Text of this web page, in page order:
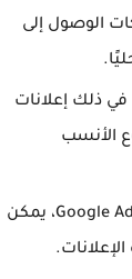
الوصول إلى
في ذلك إعلانات
الأنسب
تقديم بيانات وتحليلات دقيقة ✅ من خلال أدوات مثل Google Analytics وGoogle Ads Dashboard، يمكن